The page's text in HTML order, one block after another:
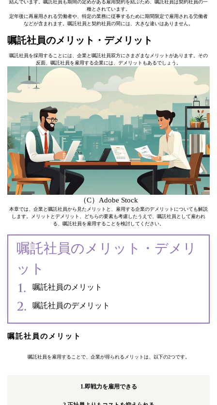
結んでいます。嘱託社員も期間の定めがある雇用契約を結ぶため、嘱託社員は契約社員の一
種とされています。
定年後に再雇用される労働者や、特定の業務に従事するために期間限定で雇用される労働者
などが含まれます。嘱託社員と契約社員の間には、大きな違いはありません。
嘱託社員のメリット・デメリット
嘱託社員を採用することには、企業と嘱託社員双方にさまざまなメリットがあります。その
反面、嘱託社員を雇用する企業には、デメリットもあるでしょう。
（C）Adobe Stock
本章では、企業と嘱託社員から見たメリットと、雇用する企業のデメリットについても解説
します。メリットとデメリット、どちらの要素も考慮したうえで、嘱託社員として雇われ
る、嘱託社員を雇用することを検討してください。
嘱託社員のメリット・デメリ
ット
嘱託社員のメリット
嘱託社員のデメリット
嘱託社員のメリット
嘱託社員を雇用することで、企業が得られるメリットは、以下の2つです。
1.即戦力を雇用できる